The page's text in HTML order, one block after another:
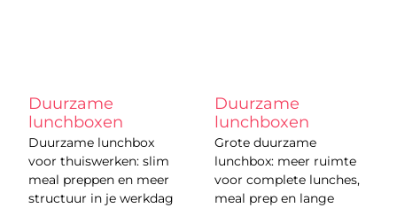
Duurzame
lunchboxen
Duurzame lunchbox
voor thuiswerken: slim
meal preppen en meer
structuur in je werkdag
Duurzame
lunchboxen
Grote duurzame
lunchbox: meer ruimte
voor complete lunches,
meal prep en lange